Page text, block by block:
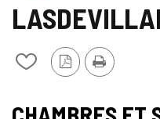
León
Ajouter/retirer
de
Version
PDF
Imprimer
SCEAU
SCEAU
CONFIANCE
TOURISTIQUE
Y